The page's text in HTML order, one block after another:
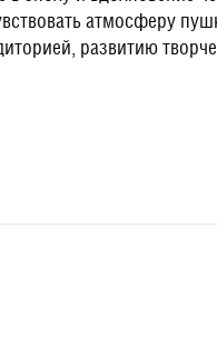
атмосферу
развитию